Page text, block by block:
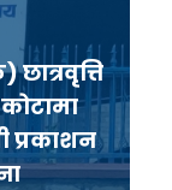
प्रकाशन